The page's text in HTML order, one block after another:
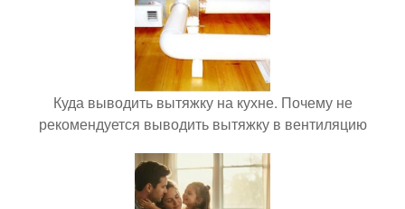
Куда выводить вытяжку на кухне. Почему не
рекомендуется выводить вытяжку в вентиляцию